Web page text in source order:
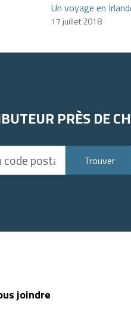
Un voyage en
17 juillet 2018
PRÈS DE
Trouver
joindre